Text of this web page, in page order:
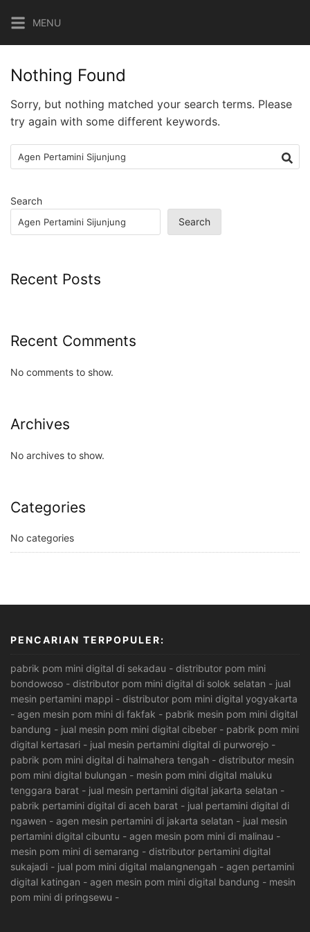
content
MENU
Nothing Found
Sorry, but nothing matched your search terms. Please
try again with some different keywords.
Search
for:
Search
Search
Recent Posts
Recent Comments
No comments to show.
Archives
No archives to show.
Categories
No categories
PENCARIAN TERPOPULER:
pabrik pom mini digital di sekadau - distributor pom mini
bondowoso - distributor pom mini digital di solok selatan - jual
mesin pertamini mappi - distributor pom mini digital yogyakarta
- agen mesin pom mini di fakfak - pabrik mesin pom mini digital
bandung - jual mesin pom mini digital cibeber - pabrik pom mini
digital kertasari - jual mesin pertamini digital di purworejo -
pabrik pom mini digital di halmahera tengah - distributor mesin
pom mini digital bulungan - mesin pom mini digital maluku
tenggara barat - jual mesin pertamini digital jakarta selatan -
pabrik pertamini digital di aceh barat - jual pertamini digital di
ngawen - agen mesin pertamini di jakarta selatan - jual mesin
pertamini digital cibuntu - agen mesin pom mini di malinau -
mesin pom mini di semarang - distributor pertamini digital
sukajadi - jual pom mini digital malangnengah - agen pertamini
digital katingan - agen mesin pom mini digital bandung - mesin
pom mini di pringsewu -